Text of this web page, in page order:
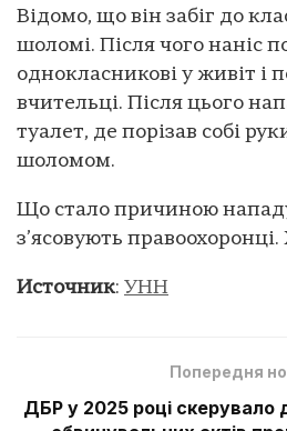
Відомо, що він забіг до
шоломі. Після чого наніс
однокласникові у живіт і
вчительці. Після цього
туалет, де порізав собі
шоломом.
Що стало причиною
з’ясовують
Источник: УНН
Попередня
ДБР у 2025 році скерувало